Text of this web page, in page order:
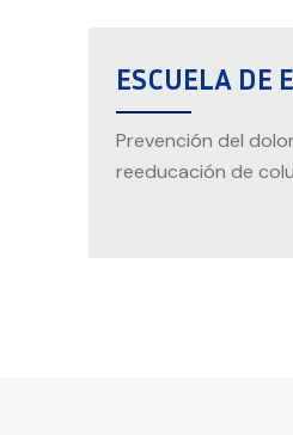
ESCUELA DE
Prevención del
reeducación de